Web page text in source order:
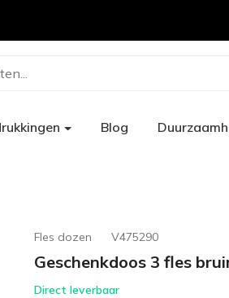
Blog
Fles dozen V475290
Geschenkdoos 3 fles
Direct leverbaar